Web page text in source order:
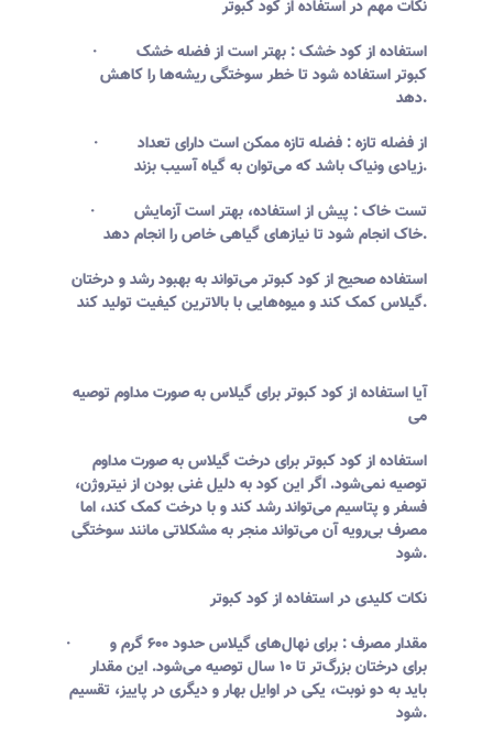
نکات مهم در استفاده از کود کبوتر
· استفاده از کود خشک : بهتر است از فضله خشک
کبوتر استفاده شود تا خطر سوختگی ریشه‌ها را کاهش
دهد.
· از فضله تازه : فضله تازه ممکن است دارای تعداد
زیادی ونیاک باشد که می‌توان به گیاه آسیب بزند.
· تست خاک : پیش از استفاده، بهتر است آزمایش
خاک انجام شود تا نیازهای گیاهی خاص را انجام دهد.
استفاده صحیح از کود کبوتر می‌تواند به بهبود رشد و درختان
گیلاس کمک کند و میوه‌هایی با بالاترین کیفیت تولید کند.
آیا استفاده از کود کبوتر برای گیلاس به صورت مداوم توصیه
می
استفاده از کود کبوتر برای درخت گیلاس به صورت مداوم
توصیه نمی‌شود. اگر این کود به دلیل غنی بودن از نیتروژن،
فسفر و پتاسیم می‌تواند رشد کند و با درخت کمک کند، اما
مصرف بی‌رویه آن می‌تواند منجر به مشکلاتی مانند سوختگی
شود.
نکات کلیدی در استفاده از کود کبوتر
· مقدار مصرف : برای نهال‌های گیلاس حدود ۶۰۰ گرم و
برای درختان بزرگ‌تر تا ۱۰ سال توصیه می‌شود. این مقدار
باید به دو نوبت، یکی در اوایل بهار و دیگری در پاییز، تقسیم
شود.